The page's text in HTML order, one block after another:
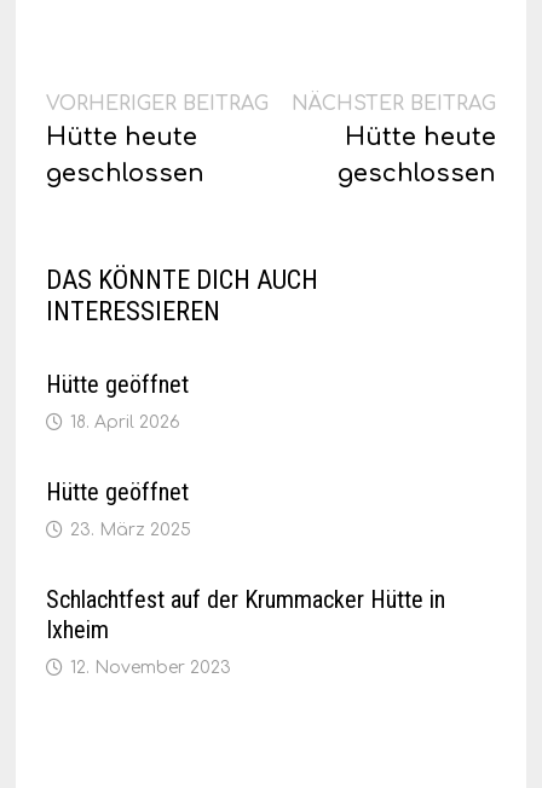
Beitragsnavigation
VORHERIGER BEITRAGVorheriger
Beitrag:
Hütte heute
geschlossen
NÄCHSTER BEITRAG
Hütte heute
geschlossen
DAS KÖNNTE DICH AUCH
INTERESSIEREN
Hütte geöffnet
18. April 2026
Hütte geöffnet
23. März 2025
Schlachtfest auf der Krummacker Hütte in
Ixheim
12. November 2023